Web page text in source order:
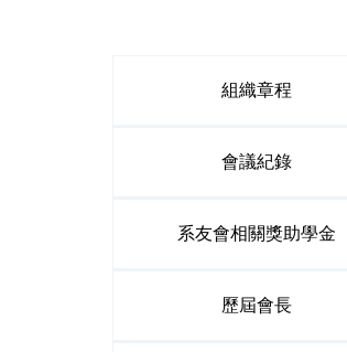
組織章程
會議紀錄
系友會相關獎助學金
歷屆會長